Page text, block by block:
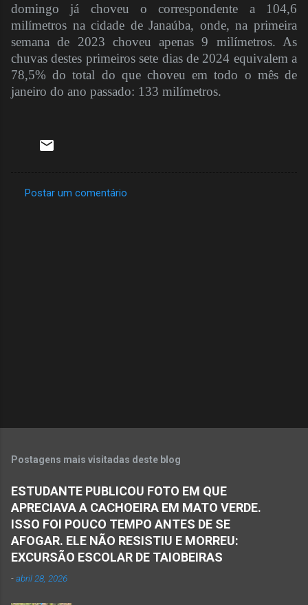
domingo já choveu o correspondente a 104,6
milímetros na cidade de Janaúba, onde, na primeira
semana de 2023 choveu apenas 9 milímetros. As
chuvas destes primeiros sete dias de 2024 equivalem a
78,5% do total do que choveu em todo o mês de
janeiro do ano passado: 133 milímetros.
Postar um comentário
Postagens mais visitadas deste blog
ESTUDANTE PUBLICOU FOTO EM QUE
APRECIAVA A CACHOEIRA EM MATO VERDE.
ISSO FOI POUCO TEMPO ANTES DE SE
AFOGAR. ELE NÃO RESISTIU E MORREU:
EXCURSÃO ESCOLAR DE TAIOBEIRAS
-abril 28, 2026